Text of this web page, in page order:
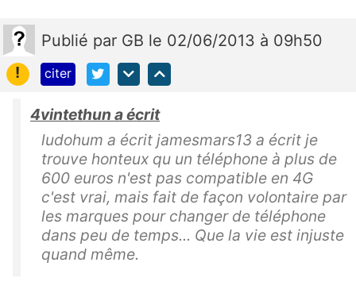
Publié par GB le 02/06/2013 à 09h50
!
citer
4vintethun a écrit
ludohum a écrit jamesmars13 a écrit je
trouve honteux qu un téléphone à plus de
600 euros n'est pas compatible en 4G
c'est vrai, mais fait de façon volontaire par
les marques pour changer de téléphone
dans peu de temps... Que la vie est injuste
quand même.